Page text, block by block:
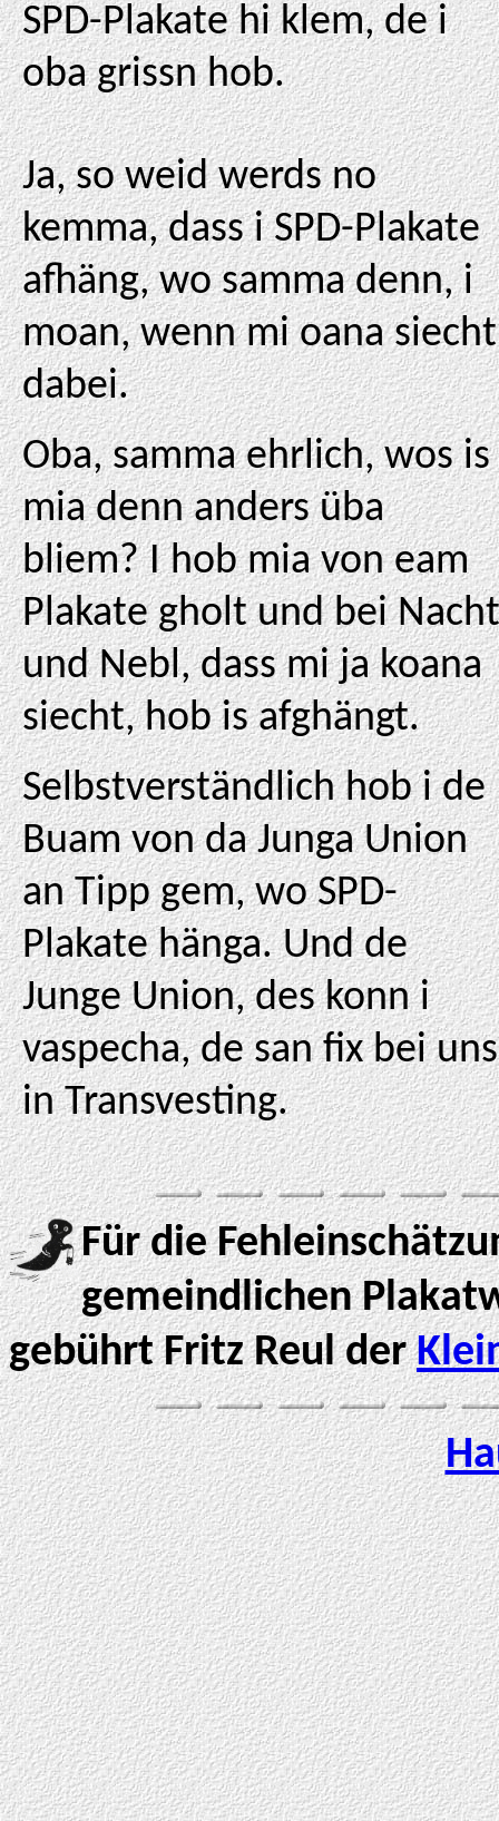
SPD-Plakate hi klem, de i
oba grissn hob.
Ja, so weid werds no
kemma, dass i SPD-Plakate
afhäng, wo samma denn, i
moan, wenn mi oana siecht
dabei.
Oba, samma ehrlich, wos is
mia denn anders üba
bliem? I hob mia von eam
Plakate gholt und bei Nacht
und Nebl, dass mi ja koana
siecht, hob is afghängt.
Selbstverständlich hob i de
Buam von da Junga Union
an Tipp gem, wo SPD-
Plakate hänga. Und de
Junge Union, des konn i
vaspecha, de san fix bei uns
in Transvesting.
Für die
gemeindlichen
gebührt Fritz Reul der